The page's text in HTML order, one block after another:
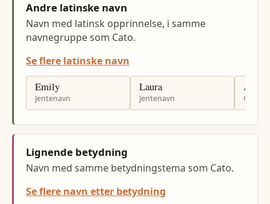
Andre latinske navn
Navn med latinsk opprinnelse, i samme
navnegruppe som Cato.
Se flere latinske navn
Emily
Jentenavn
Laura
Jentenavn
Lignende betydning
Navn med samme betydningstema som Cato.
Se flere navn etter betydning